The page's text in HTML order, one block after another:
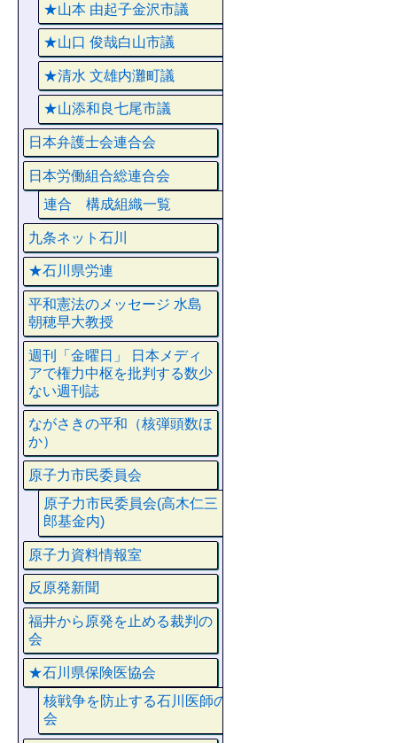
★山本 由起子金沢市議
★山口 俊哉白山市議
★清水 文雄内灘町議
★山添和良七尾市議
日本弁護士会連合会
日本労働組合総連合会
連合 構成組織一覧
九条ネット石川
★石川県労連
平和憲法のメッセージ 水島
朝穂早大教授
週刊「金曜日」 日本メディ
アで権力中枢を批判する数少
ない週刊誌
ながさきの平和（核弾頭数ほ
か）
原子力市民委員会
原子力市民委員会(高木仁三
郎基金内)
原子力資料情報室
反原発新聞
福井から原発を止める裁判の
会
★石川県保険医協会
核戦争を防止する石川医師の
会